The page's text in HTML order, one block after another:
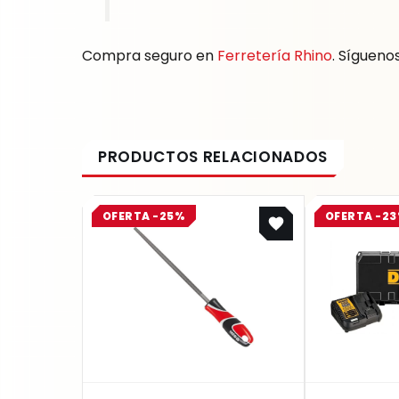
Compra seguro en Ferretería Rhino.
OFERTA -25%
Original
price
Current
price
OFERTA -